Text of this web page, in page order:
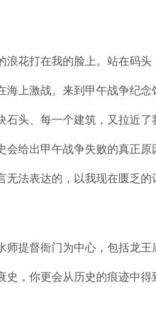
打在我的脸上。站在码头
上激战。来到甲午战争纪
头、每一个建筑，又拉近
给出甲午战争失败的真正
法表达的，以我现在匮乏
督衙门为中心，包括龙王
，你更会从历史的痕迹中得